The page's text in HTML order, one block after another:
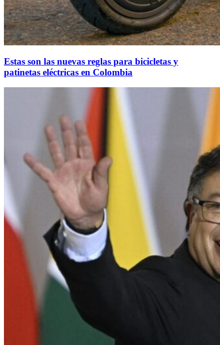
Estas son las nuevas reglas para bicicletas y
patinetas eléctricas en Colombia